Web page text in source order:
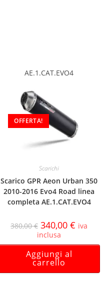
AE.1.CAT.EVO4
OFFERTA!
Scarichi
Scarico GPR Aeon Urban 350
2010-2016 Evo4 Road linea
completa AE.1.CAT.EVO4
380,00€ 340,00 € iva
inclusa
Aggiungi al
carrello